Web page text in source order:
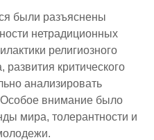
образования
были разъяснены
нетрадиционных
религиозного
критического
анализировать
внимание было
мира, толерантности и